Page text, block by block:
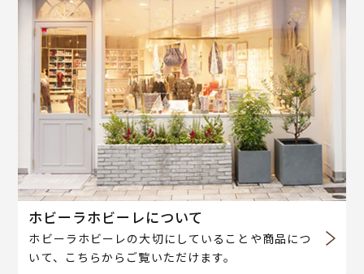
ホビーラホビーレについて
ホビーラホビーレの大切にしていることや商品につ
いて、こちらからご覧いただけます。